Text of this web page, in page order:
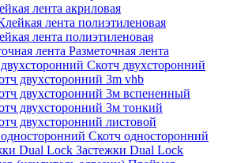
лента акриловая
лента полиэтиленовая
Разметочная лента
Скотч двухсторонний
двухсторонний 3m vhb
двухсторонний 3м вспененный
двухсторонний 3м тонкий
двухсторонний листовой
Скотч односторонний
Застежки Dual Lock